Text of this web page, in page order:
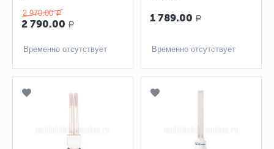
2 970.00 Р
2 790.00 Р
Временно отсутствует
1 789.00 Р
Временно отсутствует